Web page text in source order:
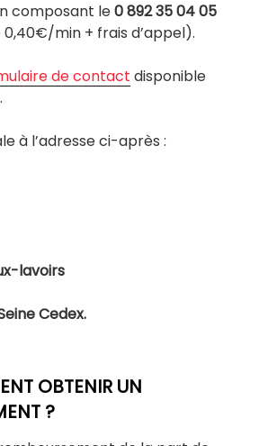
composant le0 892 35 04 05
min + frais d’appel).
de contact disponible
à l’adresse ci-après :
lavoirs
Cedex.
OBTENIR UN
?